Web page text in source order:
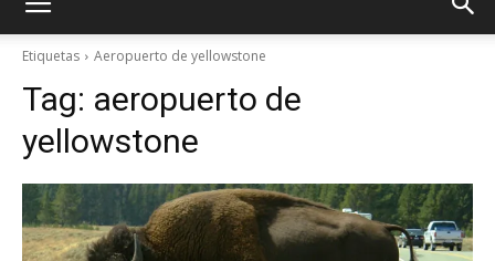
Thru
Etiquetas Aeropuerto de yellowstone
Tag: aeropuerto de
yellowstone